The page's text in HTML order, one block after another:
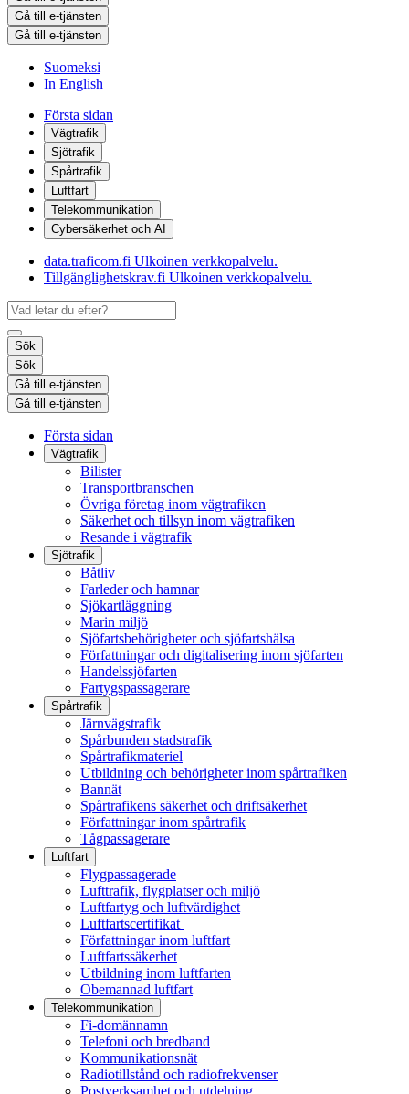
Gå till e-tjänsten
Gå till e-tjänsten
Suomeksi
In English
Första sidan
Vägtrafik
Sjötrafik
Spårtrafik
Luftfart
Telekommunikation
Cybersäkerhet och AI
data.traficom.fi Ulkoinen verkkopalvelu.
Tillgänglighetskrav.fi Ulkoinen verkkopalvelu.
Sök
Sök
Gå till e-tjänsten
Gå till e-tjänsten
Första sidan
Vägtrafik
Bilister
Transportbranschen
Övriga företag inom vägtrafiken
Säkerhet och tillsyn inom vägtrafiken
Resande i vägtrafik
Sjötrafik
Båtliv
Farleder och hamnar
Sjökartläggning
Marin miljö
Sjöfartsbehörigheter och sjöfartshälsa
Författningar och digitalisering inom sjöfarten
Handelssjöfarten
Fartygspassagerare
Spårtrafik
Järnvägstrafik
Spårbunden stadstrafik
Spårtrafikmateriel
Utbildning och behörigheter inom spårtrafiken
Bannät
Spårtrafikens säkerhet och driftsäkerhet
Författningar inom spårtrafik
Tågpassagerare
Luftfart
Flygpassagerade
Lufttrafik, flygplatser och miljö
Luftfartyg och luftvärdighet
Luftfartscertifikat
Författningar inom luftfart
Luftfartssäkerhet
Utbildning inom luftfarten
Obemannad luftfart
Telekommunikation
Fi-domännamn
Telefoni och bredband
Kommunikationsnät
Radiotillstånd och radiofrekvenser
Postverksamhet och utdelning